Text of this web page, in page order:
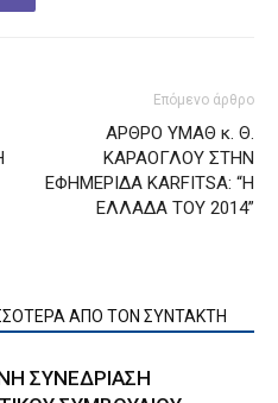
Επόμενο άρθρο
ΑΡΘΡΟ ΥΜΑΘ κ. Θ.
ΚΑΡΑΟΓΛΟΥ ΣΤΗΝ
ΕΦΗΜΕΡΙΔΑ KARFITSA: “Η
ΕΛΛΑΔΑ ΤΟΥ 2014”
ΑΠΟ ΤΟΝ ΣΥΝΤΑΚΤΗ
ΣΥΝΕΔΡΙΑΣΗ